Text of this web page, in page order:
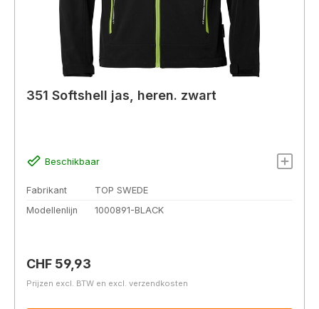
351 Softshell jas, heren. zwart
Beschikbaar
Fabrikant
TOP SWEDE
Modellenlijn
1000891-BLACK
Normale prijs:
CHF 59,93
Prijzen excl. BTW en excl. verzendkosten